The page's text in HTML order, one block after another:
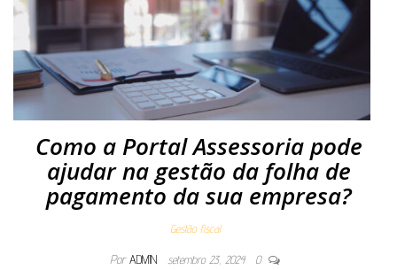
Como a Portal Assessoria pode
ajudar na gestão da folha de
pagamento da sua empresa?
Gestão fiscal
Por ADMIN setembro 23, 2024 0